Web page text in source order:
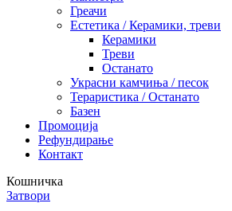
Греачи
Естетика / Керамики, треви
Керамики
Треви
Останато
Украсни камчиња / песок
Тераристика / Останато
Базен
Промоција
Рефундирање
Контакт
Кошничка
Затвори